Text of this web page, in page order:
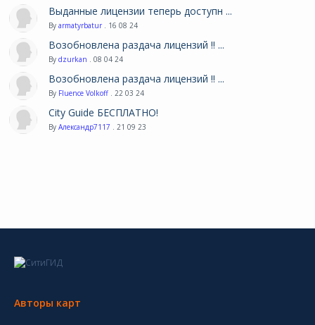
Выданные лицензии теперь доступн ...
By armatyrbatur . 16 08 24
Возобновлена раздача лицензий !! ...
By dzurkan . 08 04 24
Возобновлена раздача лицензий !! ...
By Fluence Volkoff . 22 03 24
City Guide БЕСПЛАТНО!
By Александр7117 . 21 09 23
Авторы карт